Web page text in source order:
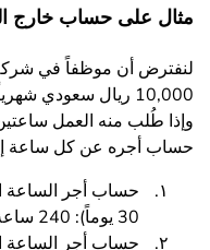
مثال على حساب خارج
لنفترض أن موظفاً في
وإذا طُلب منه العمل
حساب أجره عن كل ساعة
30 يوماً): 240 ساعة = 10,000 ÷ 240 = 41.67 ريال
حساب أجر الساعة